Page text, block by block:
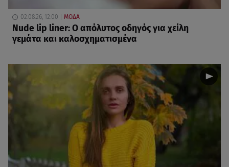
02.08.26, 12:00 ΜΟΔΑ
Nude lip liner: Ο απόλυτος οδηγός για χείλη
γεμάτα και καλοσχηματισμένα